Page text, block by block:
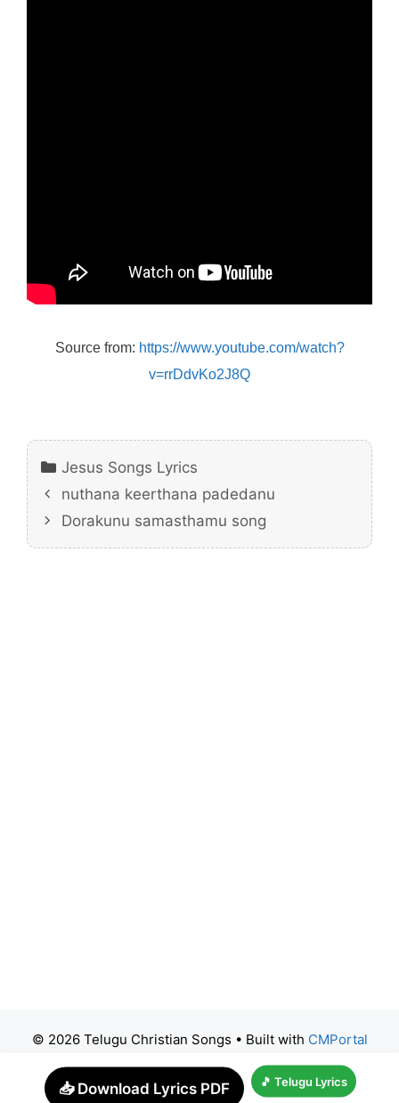
Source from: https://www.youtube.com/watch?
v=rrDdvKo2J8Q
Categories
Jesus Songs Lyrics
nuthana keerthana padedanu
Dorakunu samasthamu song
© 2026 Telugu Christian Songs • Built with CMPortal
📥 Download Lyrics PDF 🎵 Telugu Lyrics